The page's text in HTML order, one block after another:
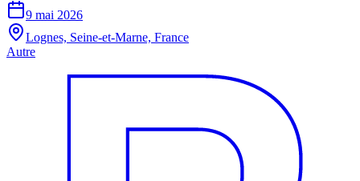
9 mai 2026
Lognes, Seine-et-Marne, France
Autre